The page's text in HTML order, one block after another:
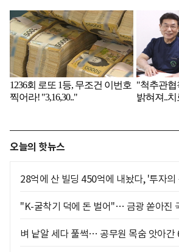
오늘의 핫뉴스
28억에 산 빌딩 450억에 내놨다, '투자의
"K-굴착기 덕에 돈 벌어"… 금광 쏟아진
벼 낱알 세다 풀썩… 공무원 목숨 앗아간